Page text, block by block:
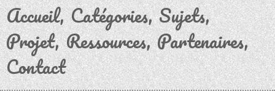
Accueil Catégories Sujets
Projet Ressources Partenaires
Contact